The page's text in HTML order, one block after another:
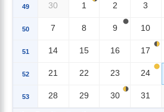
49 30 1 2 3
50 7 8 9 10
51 14 15 16 17
52 21 22 23 24
53 28 29 30 31